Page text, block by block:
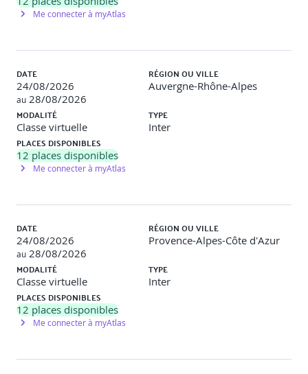
Me connecter à myAtlas
DATE
24/08/2026
au 28/08/2026
RÉGION OU VILLE
Auvergne-Rhône-Alpes
MODALITÉ
Classe virtuelle
TYPE
Inter
PLACES DISPONIBLES
12 places disponibles
Me connecter à myAtlas
DATE
24/08/2026
au 28/08/2026
RÉGION OU VILLE
Provence-Alpes-Côte d'Azur
MODALITÉ
Classe virtuelle
TYPE
Inter
PLACES DISPONIBLES
12 places disponibles
Me connecter à myAtlas